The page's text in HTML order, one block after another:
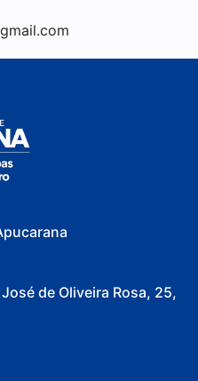
de Oliveira Rosa, 25,